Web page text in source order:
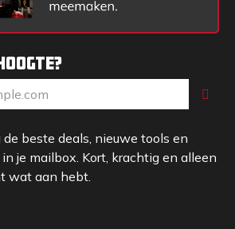
beste deals, nieuwe tools en
je mailbox. Kort, krachtig en alleen
wat aan hebt.